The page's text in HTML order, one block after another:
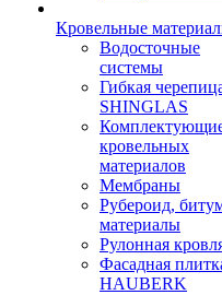
Кровельные
Водосточные
системы
Гибкая
SHINGLAS
кровельных
материалов
Мембраны
Рубероид,
материалы
Рулонная
Фасадная
HAUBERK